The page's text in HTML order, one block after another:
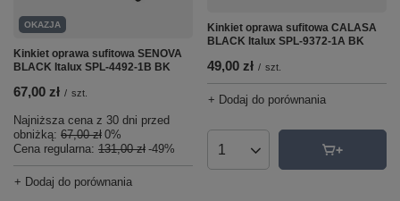
OKAZJA
Kinkiet oprawa sufitowa SENOVA
BLACK Italux SPL-4492-1B BK
67,00 zł / szt.
Najniższa cena z 30 dni przed
obniżką: 67,00 zł 0%
Cena regularna: 131,00 zł -49%
+ Dodaj do porównania
Kinkiet oprawa sufitowa CALASA
BLACK Italux SPL-9372-1A BK
49,00 zł / szt.
+ Dodaj do porównania
Ilość produktów